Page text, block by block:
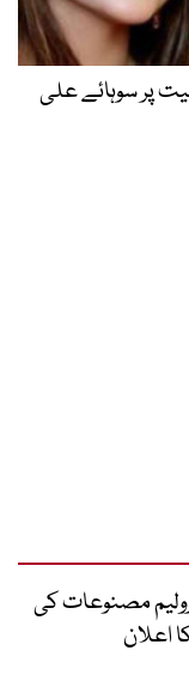
پر سوہائے علی
مصنوعات کی
اعلان